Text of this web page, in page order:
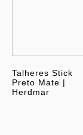
Talheres Stick
Preto Mate |
Herdmar